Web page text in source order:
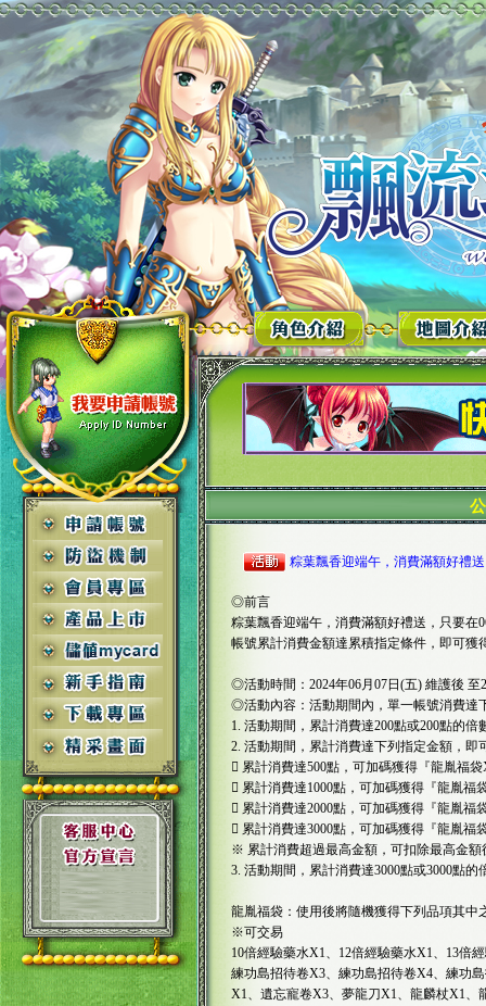
粽葉飄香迎端午，消費滿額好禮送
◎前言
粽葉飄香迎端午，消費滿額好禮送，只要在
帳號累計消費金額達累積指定條件，即可
◎活動時間：2024年06月07日(五) 維護後 至
◎活動內容：活動期間內，單一帳號消費達
1. 活動期間，累計消費達200點或200點的
2. 活動期間，累計消費達下列指定金額，即
 累計消費達500點，可加碼獲得『龍胤福袋
 累計消費達1000點，可加碼獲得『龍胤福
 累計消費達2000點，可加碼獲得『龍胤福
 累計消費達3000點，可加碼獲得『龍胤福
※ 累計消費超過最高金額，可扣除最高金額
3. 活動期間，累計消費達3000點或3000點
龍胤福袋：使用後將隨機獲得下列品項其中
※可交易
10倍經驗藥水X1、12倍經驗藥水X1、13倍
練功島招待卷X3、練功島招待卷X4、練功
X1、遺忘寵卷X3、夢龍刀X1、龍麟杖X1